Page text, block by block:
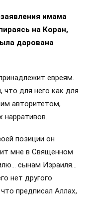
имама
на Коран,
дарована
евреям.
что для него как для
авторитетом,
позиции он
мне в Священном
сынам Израиля…
нет другого
предписал Аллах,